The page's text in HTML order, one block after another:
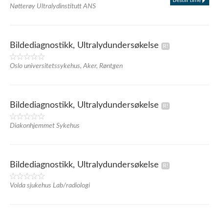
Nøtterøy Ultralydinstitutt ANS
Bildediagnostikk, Ultralydundersøkelse
Oslo universitetssykehus, Aker, Røntgen
Bildediagnostikk, Ultralydundersøkelse
Diakonhjemmet Sykehus
Bildediagnostikk, Ultralydundersøkelse
Volda sjukehus Lab/radiologi